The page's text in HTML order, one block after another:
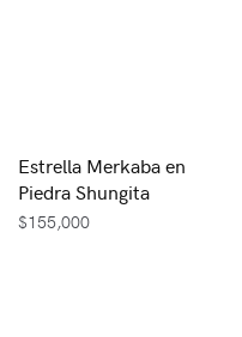
Estrella Merkaba en
Piedra Shungita
$155,000